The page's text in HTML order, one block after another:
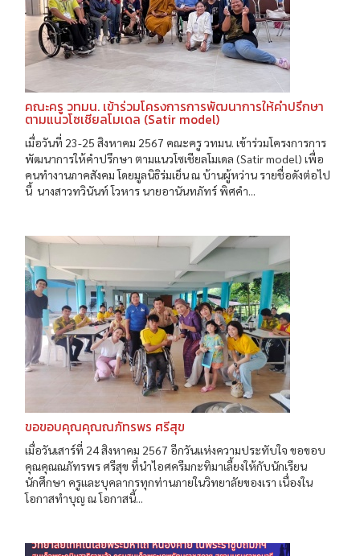
คณะครู วทมน. เข้าร่วมโครงการการพัฒนาการให้คำปรึกษา
ตามแนวโซเชียลโมเดล (Satir model)
เมื่อวันที่ 23-25 สิงหาคม 2567 คณะครู วทมน. เข้าร่วมโครงการการ
พัฒนาการให้คำปรึกษา ตามแนวโซเชียลโมเดล (Satir model) เพื่อ
คนทำงานภาคสังคม โดยมูลนิธิร่มเย็น ณ บ้านผู้หว่าน รายชื่อดังต่อไป
นี้ นางสาวทวินันท์ โวหาร นายอานันทภัทร์ พิศคำ...
ขอขอบคุณคุณณภัทรพร ศรีสุข
เมื่อวันเสาร์ที่ 24 สิงหาคม 2567 อีกวันแห่งความประทับใจ ขอขอบ
คุณคุณณภัทรพร ศรีสุข ที่นำไอศครีมกะทิมาเลี้ยงให้กับนักเรียน
นักศึกษา ครูและบุคลากรทุกท่านภายในวิทยาลัยของเรา เนื่องใน
โอกาสทำบุญ ณ โอกาสนี้...